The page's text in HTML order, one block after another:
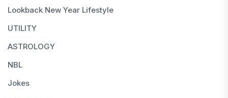
Lookback New Year Lifestyle
UTILITY
ASTROLOGY
NBL
Jokes